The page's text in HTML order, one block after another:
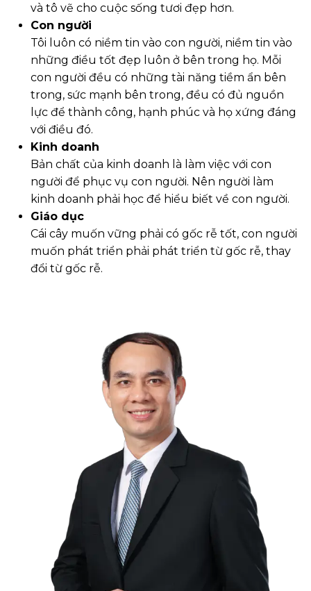
và tô vẽ cho cuộc sống tươi đẹp hơn.
Con người
Tôi luôn có niềm tin vào con người, niềm tin vào
những điều tốt đẹp luôn ở bên trong họ. Mỗi
con người đều có những tài năng tiềm ẩn bên
trong, sức mạnh bên trong, đều có đủ nguồn
lực để thành công, hạnh phúc và họ xứng đáng
với điều đó.
Kinh doanh
Bản chất của kinh doanh là làm việc với con
người để phục vụ con người. Nên người làm
kinh doanh phải học để hiểu biết về con người.
Giáo dục
Cái cây muốn vững phải có gốc rễ tốt, con người
muốn phát triển phải phát triển từ gốc rễ, thay
đổi từ gốc rễ.